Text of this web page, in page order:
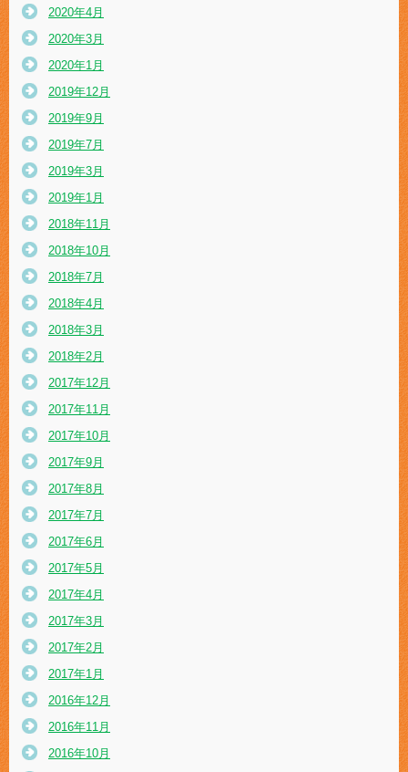
2020年4月
2020年3月
2020年1月
2019年12月
2019年9月
2019年7月
2019年3月
2019年1月
2018年11月
2018年10月
2018年7月
2018年4月
2018年3月
2018年2月
2017年12月
2017年11月
2017年10月
2017年9月
2017年8月
2017年7月
2017年6月
2017年5月
2017年4月
2017年3月
2017年2月
2017年1月
2016年12月
2016年11月
2016年10月